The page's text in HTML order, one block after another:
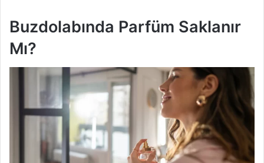
Buzdolabında Parfüm Saklanır
Mı?